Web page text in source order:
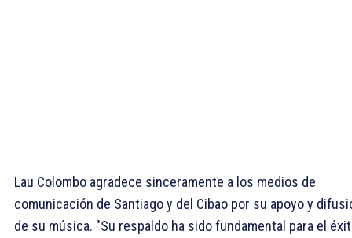
Lau Colombo agradece sinceramente a los medios de
comunicación de Santiago y del Cibao por su apoyo y
de su música. "Su respaldo ha sido fundamental para el